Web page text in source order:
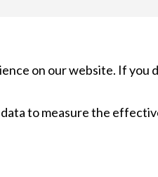
on our website. If
to measure the